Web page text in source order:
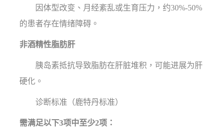
因体型改变、月经紊乱或生育压力，约30%-50%
的患者存在情绪障碍。
非酒精性脂肪肝
胰岛素抵抗导致脂肪在肝脏堆积，可能进展为肝
硬化。
诊断标准（鹿特丹标准）
需满足以下3项中至少2项：